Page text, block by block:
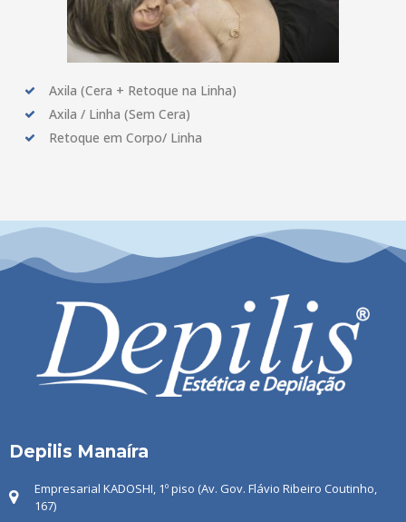
Axila (Cera + Retoque na Linha)
Axila / Linha (Sem Cera)
Retoque em Corpo/ Linha
Depilis Manaíra
Empresarial KADOSHI, 1º piso (Av. Gov. Flávio Ribeiro Coutinho,
167)